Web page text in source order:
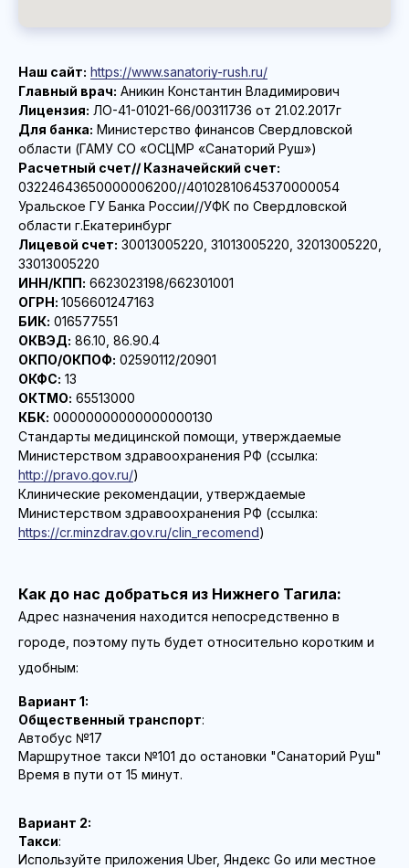
Наш сайт: https://www.sanatoriy-rush.ru/
Главный врач: Аникин Константин Владимирович
Лицензия: ЛО-41-01021-66/00311736 от 21.02.2017г
Для банка: Министерство финансов Свердловской
области (ГАМУ СО «ОСЦМР «Санаторий Руш»)
Расчетный счет// Казначейский счет:
03224643650000006200//40102810645370000054
Уральское ГУ Банка России//УФК по Свердловской
области г.Екатеринбург
Лицевой счет: 30013005220, 31013005220, 32013005220,
33013005220
ИНН/КПП: 6623023198/662301001
ОГРН: 1056601247163
БИК: 016577551
ОКВЭД: 86.10, 86.90.4
ОКПО/ОКПОФ: 02590112/20901
ОКФС: 13
ОКТМО: 65513000
КБК: 00000000000000000130
Стандарты медицинской помощи, утверждаемые
Министерством здравоохранения РФ (ссылка:
http://pravo.gov.ru/)
Клинические рекомендации, утверждаемые
Министерством здравоохранения РФ (ссылка:
https://cr.minzdrav.gov.ru/clin_recomend)
Как до нас добраться из Нижнего Тагила:
Адрес назначения находится непосредственно в
городе, поэтому путь будет относительно коротким и
удобным:
Вариант 1:
Общественный транспорт:
Автобус №17
Маршрутное такси №101 до остановки "Санаторий Руш"
Время в пути от 15 минут.
Вариант 2:
Такси:
Используйте приложения Uber, Яндекс Go или местное